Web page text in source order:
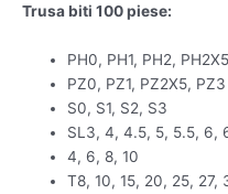
Trusa biti 100 piese:
PH0, PH1, PH2,
PZ0, PZ1, PZ2X5, PZ3
S0, S1, S2, S3
SL3, 4, 4.5, 5, 5.5, 6,
4, 6, 8, 10
T8, 10, 15, 20, 25, 27,